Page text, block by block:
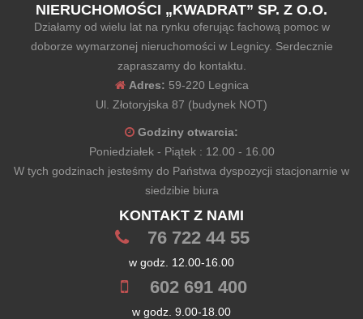
NIERUCHOMOŚCI „KWADRAT” SP. Z O.O.
Działamy od wielu lat na rynku oferując fachową pomoc w
doborze wymarzonej nieruchomości w Legnicy. Serdecznie
zapraszamy do kontaktu.
Adres: 59-220 Legnica
Ul. Złotoryjska 87 (budynek NOT)
Godziny otwarcia:
Poniedziałek - Piątek : 12.00 - 16.00
W tych godzinach jesteśmy do Państwa dyspozycji stacjonarnie w
siedzibie biura
KONTAKT Z NAMI
76 722 44 55
w godz. 12.00-16.00
602 691 400
w godz. 9.00-18.00